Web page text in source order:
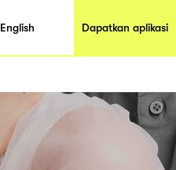
English Dapatkan aplikasi